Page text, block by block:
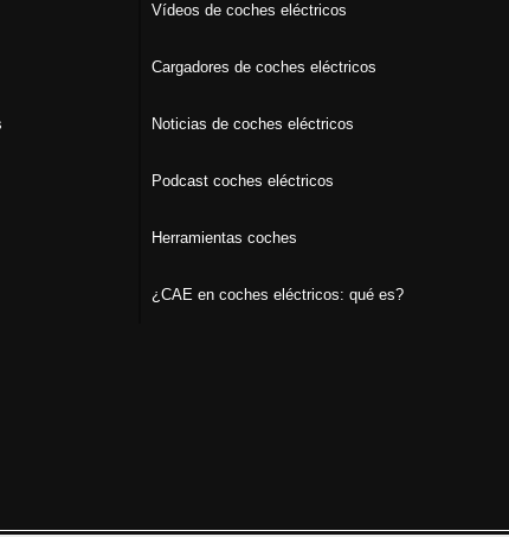
Vídeos de coches eléctricos
Cargadores de coches eléctricos
Noticias de coches eléctricos
Podcast coches eléctricos
Herramientas coches
¿CAE en coches eléctricos: qué es?